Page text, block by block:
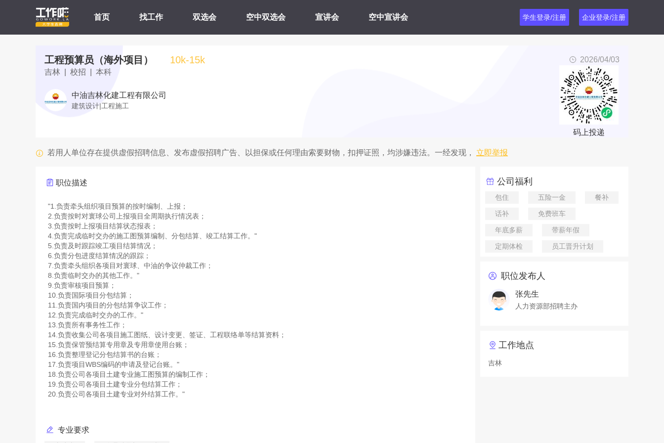
首页 找工作 双选会 空中双选会 宣讲会 空中宣讲会 学生登录/注册 企业登录/注册
工程预算员（海外项目） 10k-15k
2026/04/03
吉林 | 校招 | 本科
中油吉林化建工程有限公司
建筑设计|工程施工
码上投递
若用人单位存在提供虚假招聘信息、发布虚假招聘广告、以担保或任何理由索要财物，扣押证照，均涉嫌违法。一经发现， 立即举报
职位描述
"1.负责牵头组织项目预算的按时编制、上报；
2.负责按时对寰球公司上报项目全周期执行情况表；
3.负责按时上报项目结算状态报表；
4.负责完成临时交办的施工图预算编制、分包结算、竣工结算工作。"
5.负责及时跟踪竣工项目结算情况；
6.负责分包进度结算情况的跟踪；
7.负责牵头组织各项目对寰球、中油的争议仲裁工作；
8.负责临时交办的其他工作。"
9.负责审核项目预算；
10.负责国际项目分包结算；
11.负责国内项目的分包结算争议工作；
12.负责完成临时交办的工作。"
13.负责所有事务性工作；
14.负责收集公司各项目施工图纸、设计变更、签证、工程联络单等结算资料；
15.负责保管预结算专用章及专用章使用台账；
16.负责整理登记分包结算书的台账；
17.负责项目WBS编码的申请及登记台账。"
18.负责公司各项目土建专业施工图预算的编制工作；
19.负责公司各项目土建专业分包结算工作；
专业要求
公司福利
包住 五险一金 餐补
话补 免费班车
年底多薪 带薪年假
定期体检 员工晋升计划
职位发布人
张先生
人力资源部招聘主办
工作地点
吉林